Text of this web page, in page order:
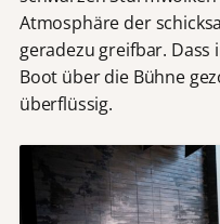
Atmosphäre der
geradezu greifbar. Dass
Boot über die Bühne
überflüssig.